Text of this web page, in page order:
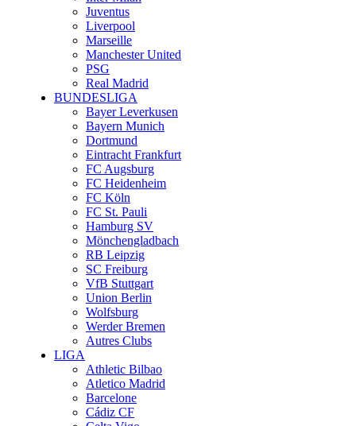
Juventus
Liverpool
Marseille
Manchester United
PSG
Real Madrid
BUNDESLIGA
Bayer Leverkusen
Bayern Munich
Dortmund
Eintracht Frankfurt
FC Augsburg
FC Heidenheim
FC Köln
FC St. Pauli
Hamburg SV
Mönchengladbach
RB Leipzig
SC Freiburg
VfB Stuttgart
Union Berlin
Wolfsburg
Werder Bremen
Autres Clubs
LIGA
Athletic Bilbao
Atletico Madrid
Barcelone
Cádiz CF